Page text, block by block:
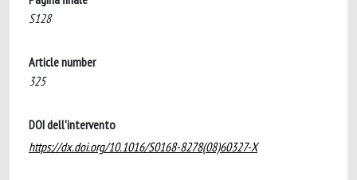
S128
Article number
325
DOI dell'intervento
https://dx.doi.org/10.1016/S0168-8278(08)60327-X